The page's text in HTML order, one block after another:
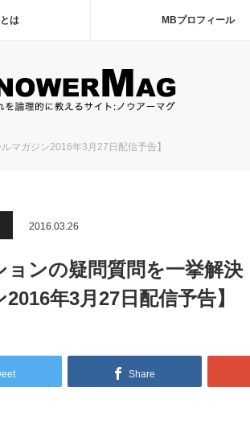
は MBプロフィール
マガジン2016年3月27日配信予告】
2016.03.26
ョンの疑問質問を一挙解
年3月27日配信予告】
Share